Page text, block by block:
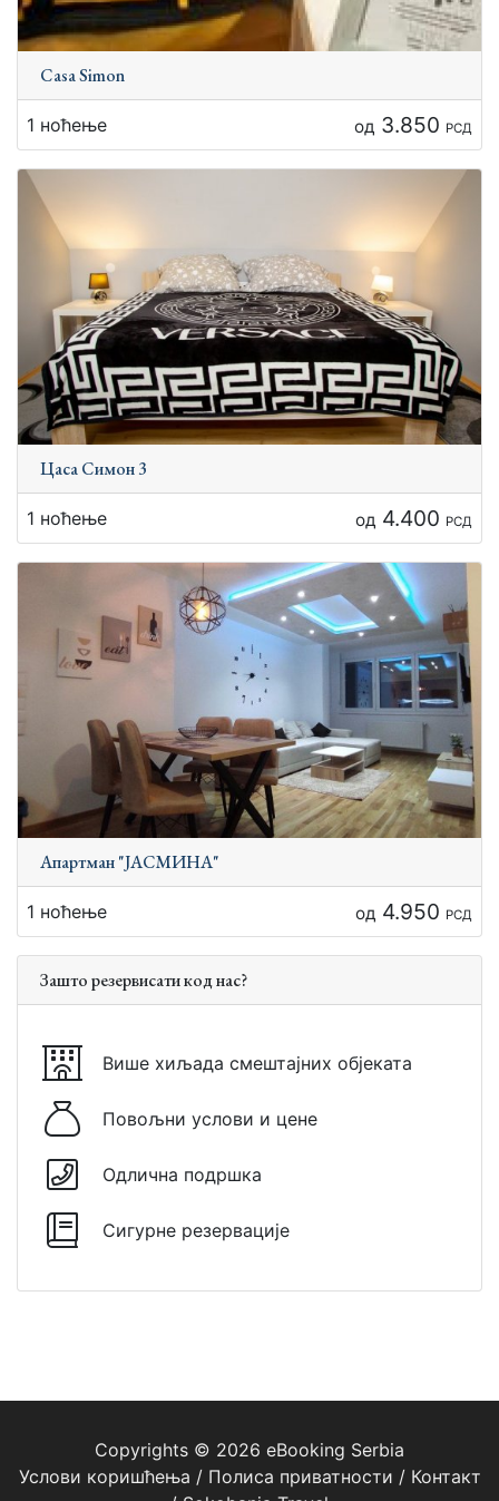
Cаsa Simоn
1 ноћење од 3.850 РСД
Цаса Симон 3
1 ноћење од 4.400 РСД
Апартман "ЈАСМИНА"
1 ноћење од 4.950 РСД
Зашто резервисати код нас?
Више хиљада смештајних објеката
Повољни услови и цене
Одлична подршка
Сигурне резервације
Copyrights © 2026 eBooking Serbia
Услови коришћења / Полиса приватности / Контакт